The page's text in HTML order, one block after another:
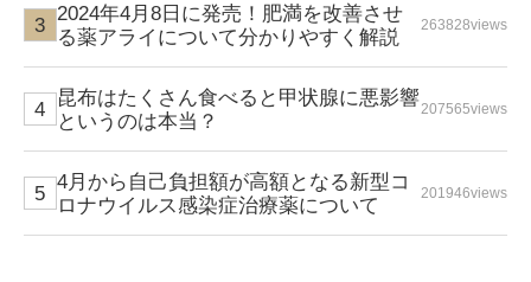
2024年4月8日に発売！肥満を改善させ
る薬アライについて分かりやすく解説
263828views
昆布はたくさん食べると甲状腺に悪影響
というのは本当？
207565views
4月から自己負担額が高額となる新型コ
ロナウイルス感染症治療薬について
201946views